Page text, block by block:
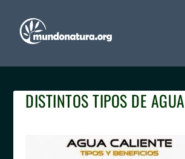
DISTINTOS TIPOS DE AGUA